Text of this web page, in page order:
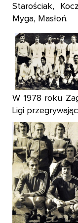
Starościak,
Myga, Masłoń.
W 1978 roku
Ligi